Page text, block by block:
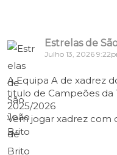
Estrelas de
Julho 13, 2026
A Equipa A de xadrez
titulo de Campeões da
2025/2026
Vem jogar xadrez com
Brito